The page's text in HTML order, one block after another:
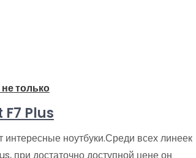
только
F7 Plus
ноутбуки.Среди всех линеек